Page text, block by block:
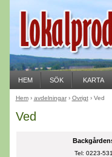
Ved
Tel: 0223-
Hem› avdelningar› Övrigt› Ved
HEM SÖK KARTA